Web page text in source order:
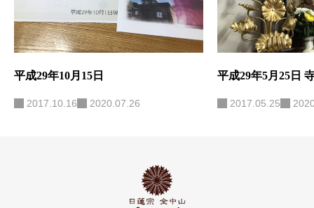
平成29年10月15日
2017.10.16 2020.07.26
平成29年5月25日
2017.05.25